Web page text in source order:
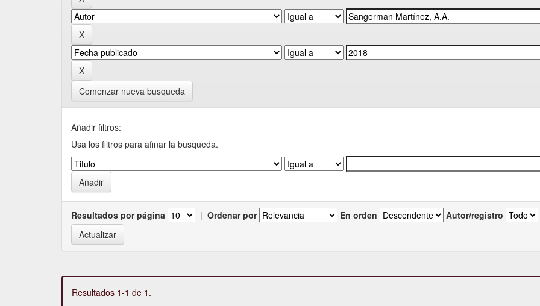
Comenzar nueva busqueda
Añadir filtros:
Usa los filtros para afinar la busqueda.
Resultados por página | Ordenar por En orden Autor/registro
Resultados 1-1 de 1.